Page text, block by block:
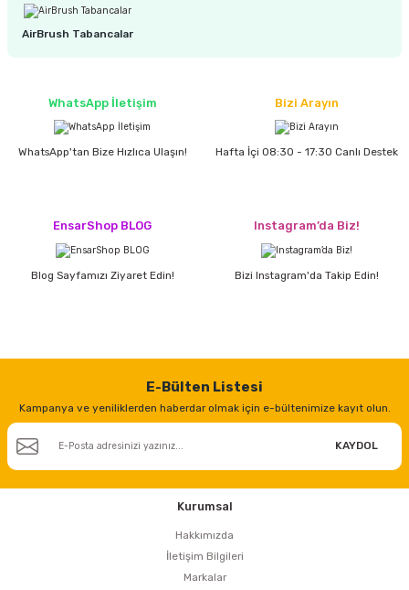
AirBrush Tabancalar
WhatsApp İletişim
WhatsApp'tan Bize Hızlıca Ulaşın!
Bizi Arayın
Hafta İçi 08:30 - 17:30 Canlı Destek
EnsarShop BLOG
Blog Sayfamızı Ziyaret Edin!
Instagram’da Biz!
Bizi Instagram'da Takip Edin!
E-Bülten Listesi
Kampanya ve yeniliklerden haberdar olmak için e-bültenimize kayıt olun.
KAYDOL
Kurumsal
Hakkımızda
İletişim Bilgileri
Markalar